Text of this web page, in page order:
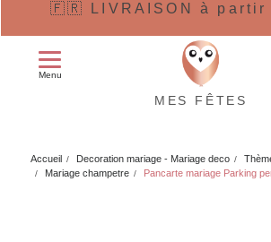
🇫🇷 LIVRAISON à partir
Menu
MES FÊTES
Accueil Decoration mariage - Mariage deco
Mariage champetre
Pancarte mariage Parking